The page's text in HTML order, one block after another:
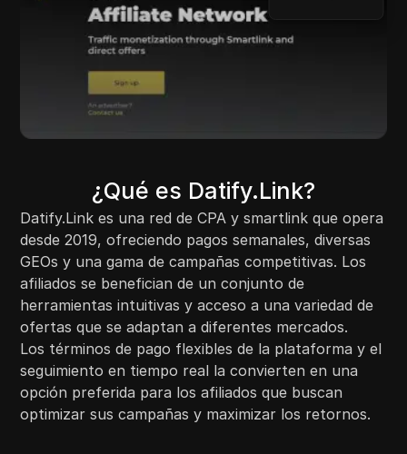
¿Qué es Datify.Link?
Datify.Link es una red de CPA y smartlink que opera
desde 2019, ofreciendo pagos semanales, diversas
GEOs y una gama de campañas competitivas. Los
afiliados se benefician de un conjunto de
herramientas intuitivas y acceso a una variedad de
ofertas que se adaptan a diferentes mercados.
Los términos de pago flexibles de la plataforma y el
seguimiento en tiempo real la convierten en una
opción preferida para los afiliados que buscan
optimizar sus campañas y maximizar los retornos.